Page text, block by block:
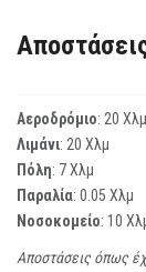
Αεροδρόμιο: 20 Χλμ
Λιμάνι: 20 Χλμ
Πόλη: 7 Χλμ
Παραλία: 0.05 Χλμ
Νοσοκομείο: 10
Αποστάσεις όπως